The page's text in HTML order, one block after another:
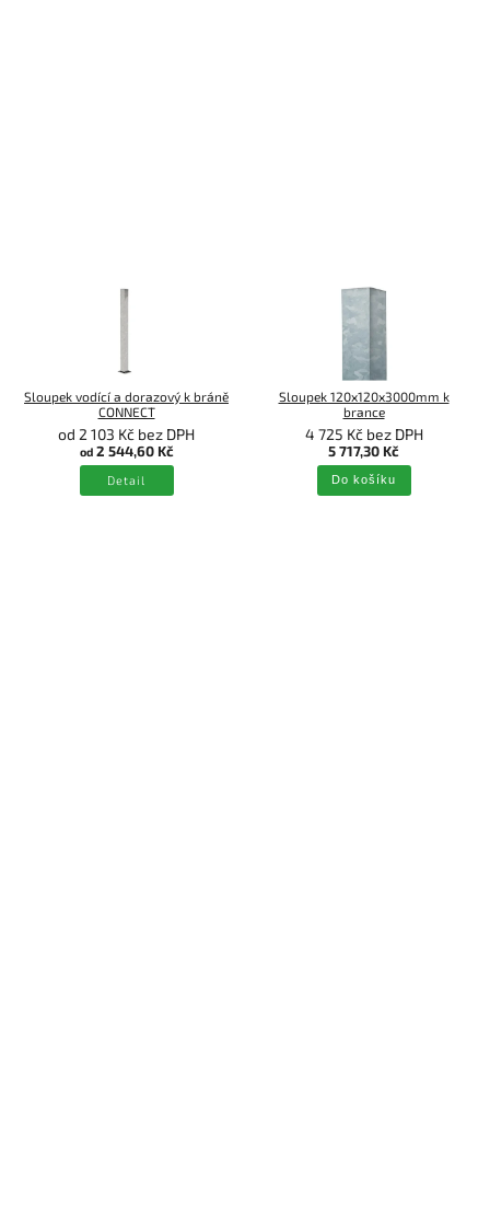
Sloupek vodící a dorazový k bráně
CONNECT
od 2 103 Kč bez DPH
od2 544,60 Kč
Detail
Sloupek 120x120x3000mm k
brance
4 725 Kč bez DPH
5 717,30 Kč
Do košíku